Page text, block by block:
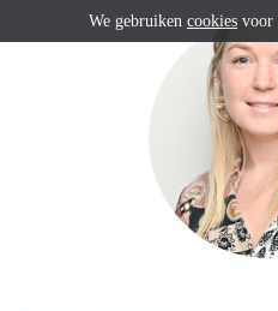
We gebruiken cookies voor